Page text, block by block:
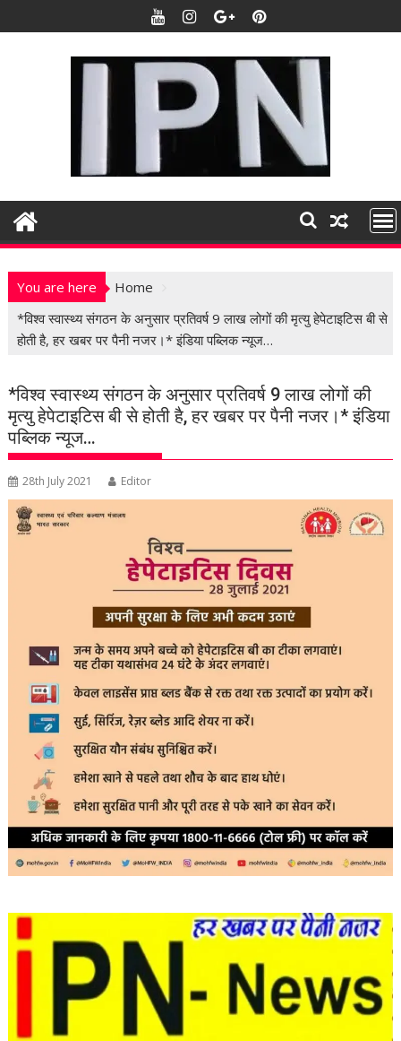
k
t
n
You are here
Home
*विश्व स्वास्थ्य संगठन के अनुसार प्रतिवर्ष 9 लाख लोगों की मृत्यु हेपेटाइटिस बी से
होती है, हर खबर पर पैनी नजर।* इंडिया पब्लिक न्यूज…
*विश्व स्वास्थ्य संगठन के अनुसार प्रतिवर्ष 9 लाख लोगों की
मृत्यु हेपेटाइटिस बी से होती है, हर खबर पर पैनी नजर।* इंडिया
पब्लिक न्यूज…
28th July 2021 Editor